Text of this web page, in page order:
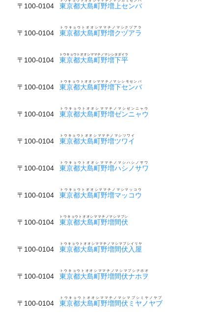
〒100-0104 東京都大島町野増上センバ
〒100-0104 東京都大島町野増クヅアラ
トウキョウトオオシママチノマシクヅアラ
〒100-0104 東京都大島町野増下平
トウキョウトオオシママチノマシシタダイラ
〒100-0104 東京都大島町野増下センバ
トウキョウトオオシママチノマシシモセンバ
〒100-0104 東京都大島町野増ゼンニャウ
トウキョウトオオシママチノマシゼンニャウ
〒100-0104 東京都大島町野増ツワイ
トウキョウトオオシママチノマシツワイ
〒100-0104 東京都大島町野増ハシノサワ
トウキョウトオオシママチノマシハシノサワ
〒100-0104 東京都大島町野増マッコウ
トウキョウトオオシママチノマシマッコウ
〒100-0104 東京都大島町野増間伏
トウキョウトオオシママチノマシマブシ
〒100-0104 東京都大島町野増間伏入屋
トウキョウトオオシママチノマシマブシイリヤ
〒100-0104 東京都大島町野増間伏ナホヲ
トウキョウトオオシママチノマシマブシナホオ
〒100-0104 東京都大島町野増間伏ミヤノヤブ
トウキョウトオオシママチノマシマブシミヤノヤブ